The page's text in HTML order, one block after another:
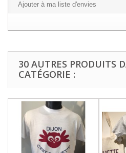
Ajouter à ma liste d'envies
30 AUTRES PRODUITS
CATÉGORIE :